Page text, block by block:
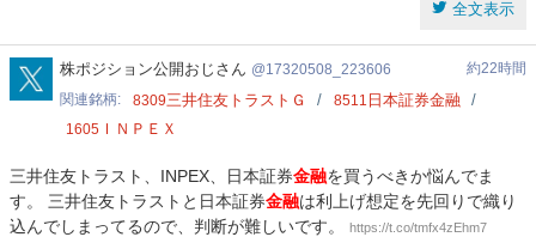
全文表示
17320508_223606
株ポジション公開おじさん 17320508_223606
約22時間
関連銘柄
8309三井住友トラストＧ 8511 日本証券金融
1605 ＩＮＰＥＸ
三井住友トラスト、INPEX、日本証券金融を買うべきか悩んでま
す。 三井住友トラストと日本証券金融は利上げ想定を先回りで織り
込んでしまってるので、判断が難しいです。
https://t.co/tmfx4zEhm7